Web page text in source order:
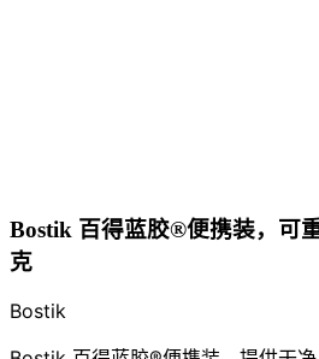
Bostik 百得蓝胶®便携装，可
克
Bostik